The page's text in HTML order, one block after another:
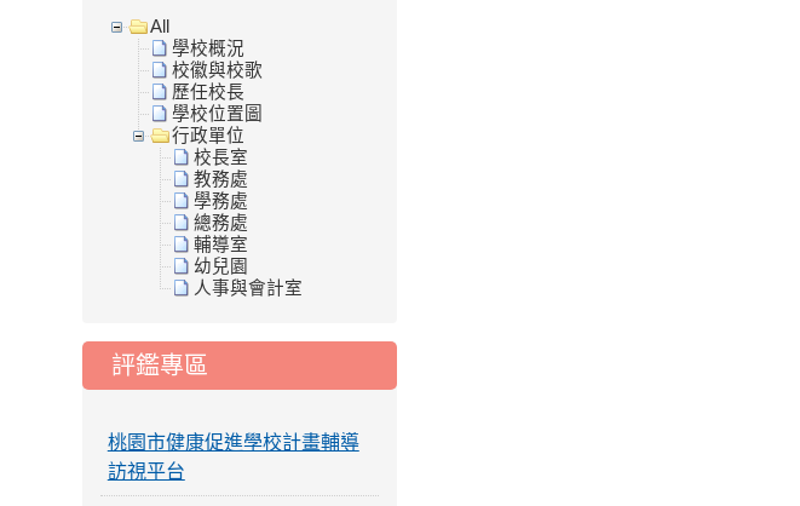
All
學校概況
校徽與校歌
歷任校長
學校位置圖
行政單位
校長室
教務處
學務處
總務處
輔導室
幼兒園
人事與會計室
評鑑專區
桃園市健康促進學校計畫輔導
訪視平台